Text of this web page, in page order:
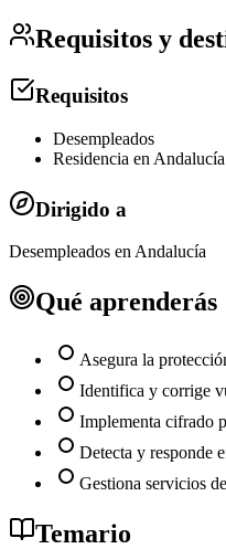
Requisitos y
Requisitos
Desempleados
Residencia en Andalucía
Dirigido a
Desempleados en Andalucía
Qué aprenderás
Asegura la
Identifica y corrige
Implementa cifrado
Detecta y responde
Gestiona servicios
Temario